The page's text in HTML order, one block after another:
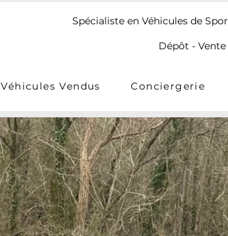
Spécialiste en Véhicules de
Dépôt -
Véhicules Vendus Conciergerie